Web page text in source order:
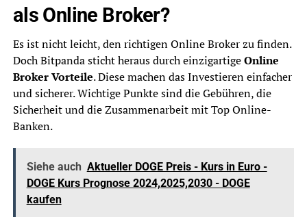
als Online Broker?
Es ist nicht leicht, den richtigen Online Broker zu finden.
Doch Bitpanda sticht heraus durch einzigartigeOnline
Broker Vorteile. Diese machen das Investieren einfacher
und sicherer. Wichtige Punkte sind die Gebühren, die
Sicherheit und die Zusammenarbeit mit Top Online-
Banken.
Siehe auch Aktueller DOGE Preis - Kurs in Euro -
DOGE Kurs Prognose 2024,2025,2030 - DOGE
kaufen